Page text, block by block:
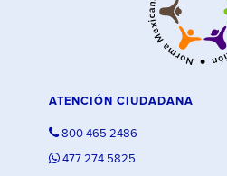
ATENCIÓN CIUDADANA
800 465 2486
477 274 5825